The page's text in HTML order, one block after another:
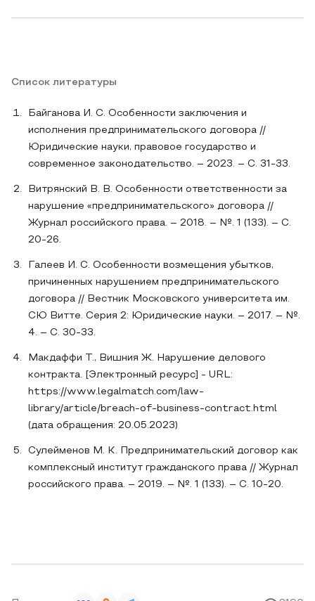
Список литературы
Байганова И. С. Особенности заключения и
исполнения предпринимательского договора //
Юридические науки, правовое государство и
современное законодательство. – 2023. – С. 31-33.
Витрянский В. В. Особенности ответственности за
нарушение «предпринимательского» договора //
Журнал российского права. – 2018. – №. 1 (133). – С.
20-26.
Галеев И. С. Особенности возмещения убытков,
причиненных нарушением предпринимательского
договора // Вестник Московского университета им.
СЮ Витте. Серия 2: Юридические науки. – 2017. – №.
4. – С. 30-33.
Макдаффи Т., Вишния Ж. Нарушение делового
контракта. [Электронный ресурс] - URL:
https://www.legalmatch.com/law-
library/article/breach-of-business-contract.html
(дата обращения: 20.05.2023)
Сулейменов М. К. Предпринимательский договор как
комплексный институт гражданского права // Журнал
российского права. – 2019. – №. 1 (133). – С. 10-20.